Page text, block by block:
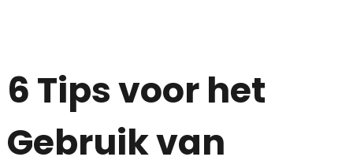
6 Tips voor het
Gebruik van